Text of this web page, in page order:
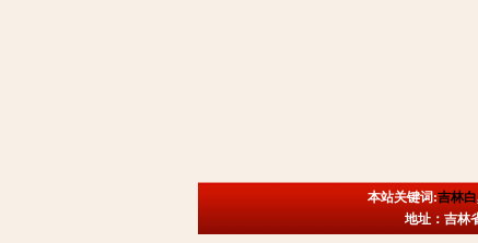
本站关键词:吉林白
地址：吉林